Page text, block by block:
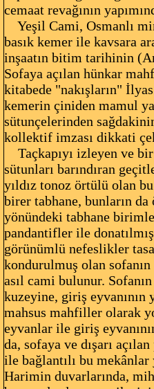
cemaat revağının
Yeşil Cami, Osmanlı
basık kemer ile kavsara
inşaatın bitim tarihinin
Sofaya açılan hünkar
kitabede "nakışların"
kemerin çiniden mamul
sütunçelerinden
kollektif imzası dikkati
Taçkapıyı izleyen ve
sütunları barındıran
yıldız tonoz örtülü olan
birer tabhane, bunların
yönündeki tabhane
pandantifler ile
görünümlü nefeslikler
kondurulmuş olan
asıl cami bulunur.
kuzeyine, giriş eyvanının
mahsus mahfiller olarak
eyvanlar ile giriş
da, sofaya ve dışarı
ile bağlantılı bu
Harimin duvarlarında,